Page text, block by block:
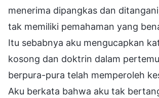
menerima dipangkas dan
tak memiliki pemahaman yang
Itu sebabnya aku mengucapkan
kosong dan doktrin dalam
berpura-pura telah memperoleh
Aku berkata bahwa aku tak